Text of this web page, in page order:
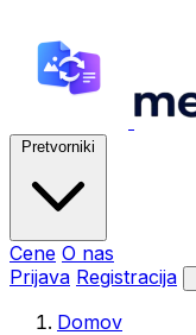
Pretvorniki
Cene O nas
Prijava Registracija
Domov